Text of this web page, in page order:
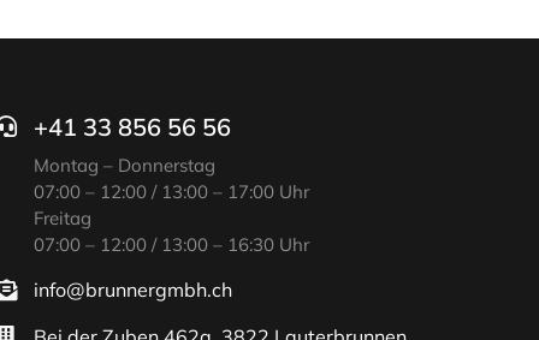
+41 33 856 56 56
Montag – Donnerstag
07:00 – 12:00 / 13:00 – 17:00 Uhr
Freitag
07:00 – 12:00 / 13:00 – 16:30 Uhr
info@brunnergmbh.ch